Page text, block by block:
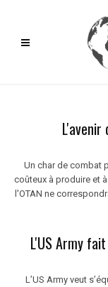
Un char de combat
coûteux à produire et
l'OTAN ne
L'US Army
L’US Army veut